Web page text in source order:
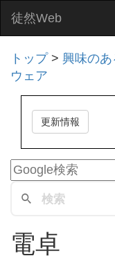
徒然Web
トップ> 興味のあ
ウェア
更新情報
電卓